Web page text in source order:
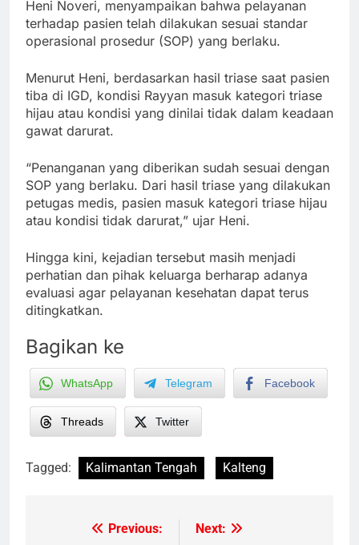
Heni Noveri, menyampaikan bahwa pelayanan
terhadap pasien telah dilakukan sesuai standar
operasional prosedur (SOP) yang berlaku.
Menurut Heni, berdasarkan hasil triase saat pasien
tiba di IGD, kondisi Rayyan masuk kategori triase
hijau atau kondisi yang dinilai tidak dalam keadaan
gawat darurat.
“Penanganan yang diberikan sudah sesuai dengan
SOP yang berlaku. Dari hasil triase yang dilakukan
petugas medis, pasien masuk kategori triase hijau
atau kondisi tidak darurat,” ujar Heni.
Hingga kini, kejadian tersebut masih menjadi
perhatian dan pihak keluarga berharap adanya
evaluasi agar pelayanan kesehatan dapat terus
ditingkatkan.
Bagikan ke
WhatsApp Telegram Facebook
Threads Twitter
Tagged: Kalimantan Tengah Kalteng
Previous:
Next: